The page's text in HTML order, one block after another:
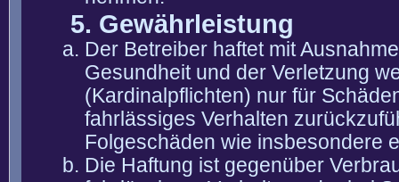
5. Gewährleistung
Der Betreiber haftet mit
Gesundheit und der Verletzung
(Kardinalpflichten) nur für
fahrlässiges Verhalten
Folgeschäden wie insbesondere
Die Haftung ist gegenüber